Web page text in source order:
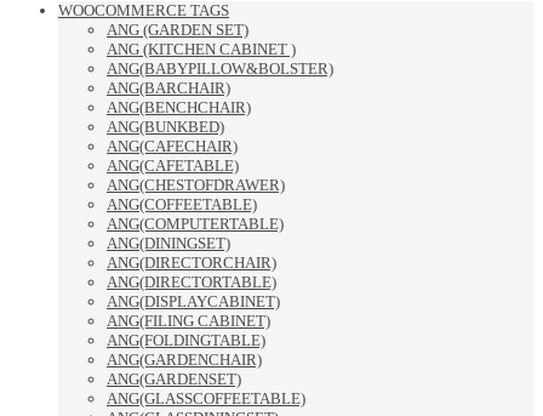
WOOCOMMERCE TAGS
ANG (GARDEN SET)
ANG (KITCHEN CABINET )
ANG(BABYPILLOW&BOLSTER)
ANG(BARCHAIR)
ANG(BENCHCHAIR)
ANG(BUNKBED)
ANG(CAFECHAIR)
ANG(CAFETABLE)
ANG(CHESTOFDRAWER)
ANG(COFFEETABLE)
ANG(COMPUTERTABLE)
ANG(DININGSET)
ANG(DIRECTORCHAIR)
ANG(DIRECTORTABLE)
ANG(DISPLAYCABINET)
ANG(FILING CABINET)
ANG(FOLDINGTABLE)
ANG(GARDENCHAIR)
ANG(GARDENSET)
ANG(GLASSCOFFEETABLE)